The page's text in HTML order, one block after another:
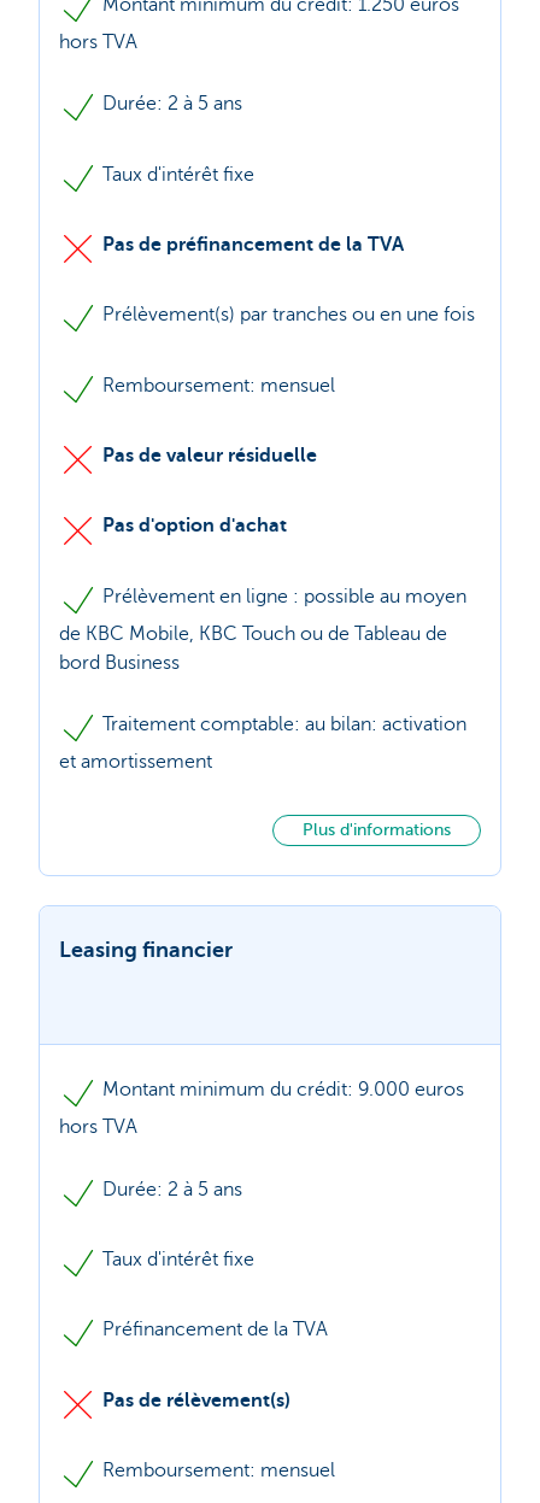
Montant minimum du crédit: 1.250 euros
hors TVA
Durée: 2 à 5 ans
Taux d'intérêt fixe
Pas de préfinancement de la TVA
Prélèvement(s) par tranches ou en une fois
Remboursement: mensuel
Pas de valeur résiduelle
Pas d'option d'achat
Prélèvement en ligne : possible au moyen
de KBC Mobile, KBC Touch ou de Tableau de
bord Business
Traitement comptable: au bilan: activation
et amortissement
Plus d'informations
Leasing financier
Montant minimum du crédit: 9.000 euros
hors TVA
Durée: 2 à 5 ans
Taux d'intérêt fixe
Préfinancement de la TVA
Pas de rélèvement(s)
Remboursement: mensuel